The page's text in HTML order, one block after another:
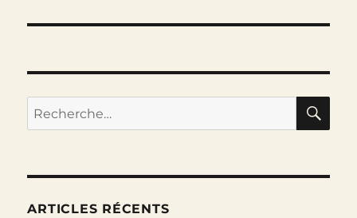
Recherche
pour :
ARTICLES RÉCENTS